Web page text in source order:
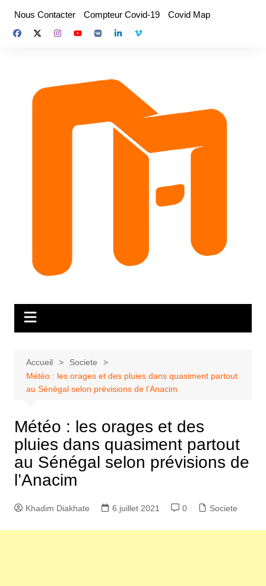
contenu
Nous Contacter Compteur Covid-19 Covid Map
Accueil
Societe
Météo : les orages et des pluies dans quasiment partout
au Sénégal selon prévisions de l’Anacim
Météo : les orages et des
pluies dans quasiment partout
au Sénégal selon prévisions de
l’Anacim
Khadim Diakhate 6 juillet 2021 0 Societe